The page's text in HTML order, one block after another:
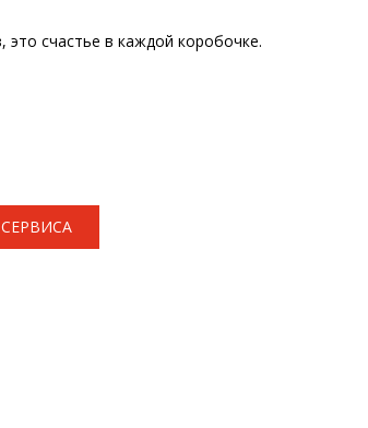
счастье в каждой коробочке.